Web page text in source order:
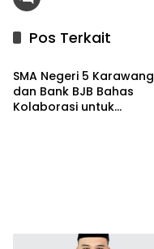
Pos Terkait
Berita
SMA Negeri 5 Karawang
dan Bank BJB Bahas
Kolaborasi untuk